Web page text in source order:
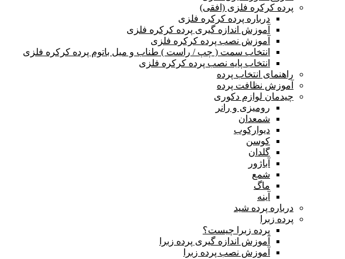
پرده کرکره فلزی (افقی)
درباره پرده کرکره فلزی
آموزش اندازه گیری پرده کرکره فلزی
آموزش نصب پرده کرکره فلزی
انتخاب سمت ( چپ / راست ) طناب و میل باتوم پرده کرکره فلزی
انتخاب پایه نصب پرده کرکره فلزی
راهنمای انتخاب پرده
آموزش نظافت پرده
چیدمان لوازم دکوری
رومیزی و رانر
شمعدان
دیوارکوب
کوسن
گلدان
آباژور
شمع
ماگ
آینه
درباره پرده شید
پرده زبرا
پرده زبرا چیست؟
آموزش اندازه گیری پرده زبرا
آموزش نصب پرده زبرا